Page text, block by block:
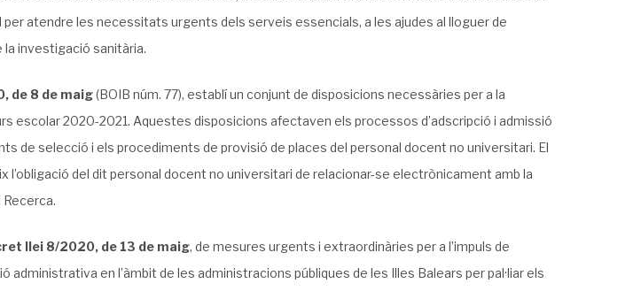
per atendre les necessitats urgents dels serveis essencials, a les ajudes al lloguer de
la investigació sanitària.
de 8 de maig(BOIB núm. 77), establí un conjunt de disposicions necessàries per a la
escolar 2020-2021. Aquestes disposicions afectaven els processos d’adscripció i admissió
de selecció i els procediments de provisió de places del personal docent no universitari. El
l’obligació del dit personal docent no universitari de relacionar-se electrònicament amb la
Recerca.
llei 8/2020, de 13 de maig, de mesures urgents i extraordinàries per a l’impuls de
administrativa en l’àmbit de les administracions públiques de les Illes Balears per pal·liar els